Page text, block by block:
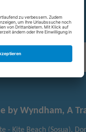
by Wyndham, A
- Kite Beach (Sosua),